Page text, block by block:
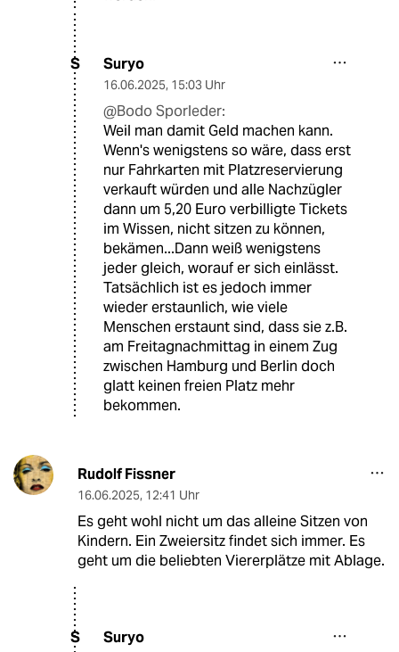
S Suryo
16.06.2025, 15:03 Uhr
@Bodo Sporleder:
Weil man damit Geld machen kann.
Wenn's wenigstens so wäre, dass erst
nur Fahrkarten mit Platzreservierung
verkauft würden und alle Nachzügler
dann um 5,20 Euro verbilligte Tickets
im Wissen, nicht sitzen zu können,
bekämen...Dann weiß wenigstens
jeder gleich, worauf er sich einlässt.
Tatsächlich ist es jedoch immer
wieder erstaunlich, wie viele
Menschen erstaunt sind, dass sie z.B.
am Freitagnachmittag in einem Zug
zwischen Hamburg und Berlin doch
glatt keinen freien Platz mehr
bekommen.
Rudolf Fissner
16.06.2025, 12:41 Uhr
Es geht wohl nicht um das alleine Sitzen von
Kindern. Ein Zweiersitz findet sich immer. Es
geht um die beliebten Viererplätze mit Ablage.
S Suryo